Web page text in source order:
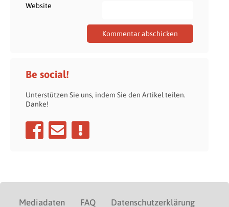
Website
Be social!
Unterstützen Sie uns, indem Sie den Artikel teilen.
Danke!
Mediadaten FAQ Datenschutzerklärung